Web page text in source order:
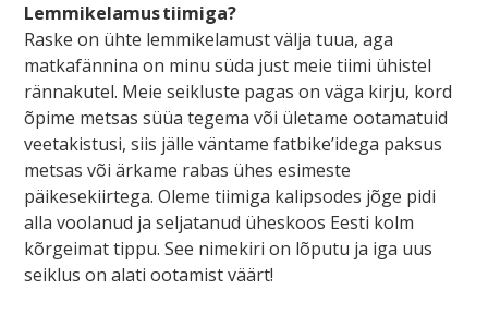
Lemmikelamus tiimiga?
Raske on ühte lemmikelamust välja tuua, aga
matkafännina on minu süda just meie tiimi ühistel
rännakutel. Meie seikluste pagas on väga kirju, kord
õpime metsas süüa tegema või ületame ootamatuid
veetakistusi, siis jälle väntame fatbike’idega paksus
metsas või ärkame rabas ühes esimeste
päikesekiirtega. Oleme tiimiga kalipsodes jõge pidi
alla voolanud ja seljatanud üheskoos Eesti kolm
kõrgeimat tippu. See nimekiri on lõputu ja iga uus
seiklus on alati ootamist väärt!